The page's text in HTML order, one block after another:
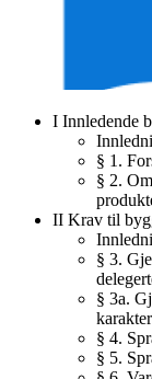
I Innledende
§ 1.
§ 2.
II Krav til
§ 3.
§ 3a.
karakter
§ 4.
§ 5.